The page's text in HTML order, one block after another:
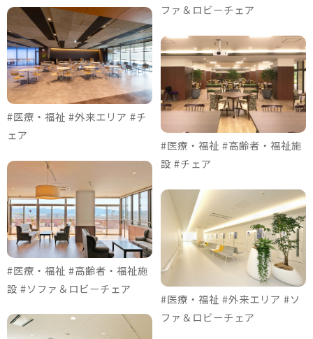
#医療・福祉 #外来エリア #チ
ェア
#医療・福祉 #高齢者・福祉施
設 #ソファ＆ロビーチェア
ファ＆ロビーチェア
#医療・福祉 #高齢者・福祉施
設 #チェア
#医療・福祉 #外来エリア #ソ
ファ＆ロビーチェア